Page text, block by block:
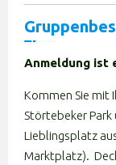
Anmeldung ist
Kommen Sie mit
Störtebeker Park
Lieblingsplatz
Marktplatz).